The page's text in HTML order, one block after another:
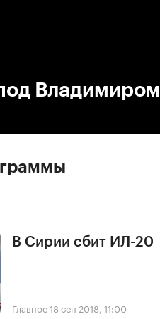
Владимиром
В Сирии сбит ИЛ-20
Главное18 сен 2018, 11:00